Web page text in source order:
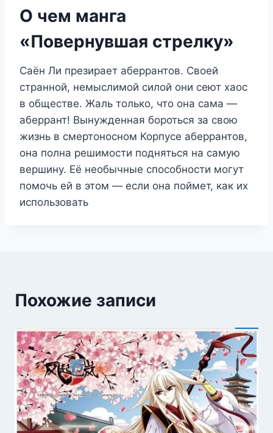
О чем манга
«Повернувшая стрелку»
Саён Ли презирает аберрантов. Своей
странной, немыслимой силой они сеют хаос
в обществе. Жаль только, что она сама —
аберрант! Вынужденная бороться за свою
жизнь в смертоносном Корпусе аберрантов,
она полна решимости подняться на самую
вершину. Её необычные способности могут
помочь ей в этом — если она поймет, как их
использовать
Похожие записи